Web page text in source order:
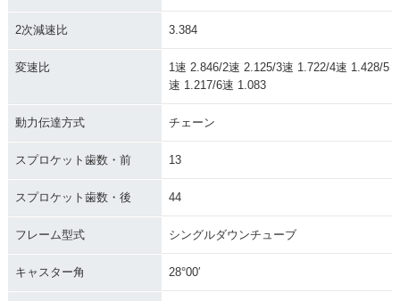
2次減速比 3.384
変速比
1速 2.846/2速 2.125/3速 1.722/4速 1.428/5
速 1.217/6速 1.083
動力伝達方式 チェーン
スプロケット歯数・前 13
スプロケット歯数・後 44
フレーム型式 シングルダウンチューブ
キャスター角 28°00′